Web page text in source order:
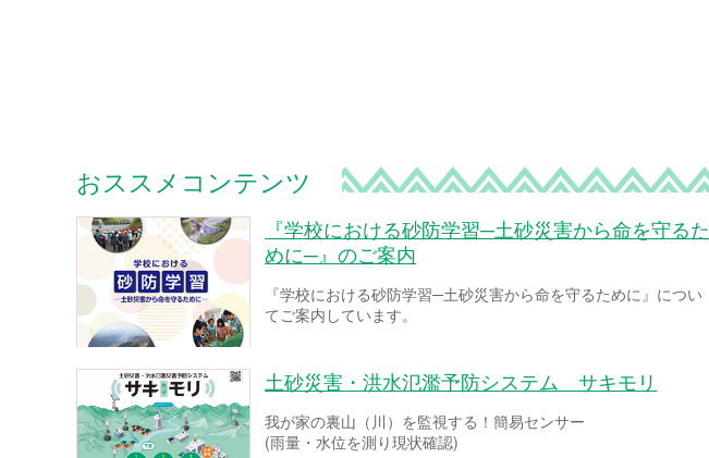
おススメコンテンツ
『学校における砂防学習─土砂災害から命を守るた
めに─』のご案内
『学校における砂防学習─土砂災害から命を守るために』につい
てご案内しています。
土砂災害・洪水氾濫予防システム サキモリ
我が家の裏山（川）を監視する！簡易センサー
(雨量・水位を測り現状確認)